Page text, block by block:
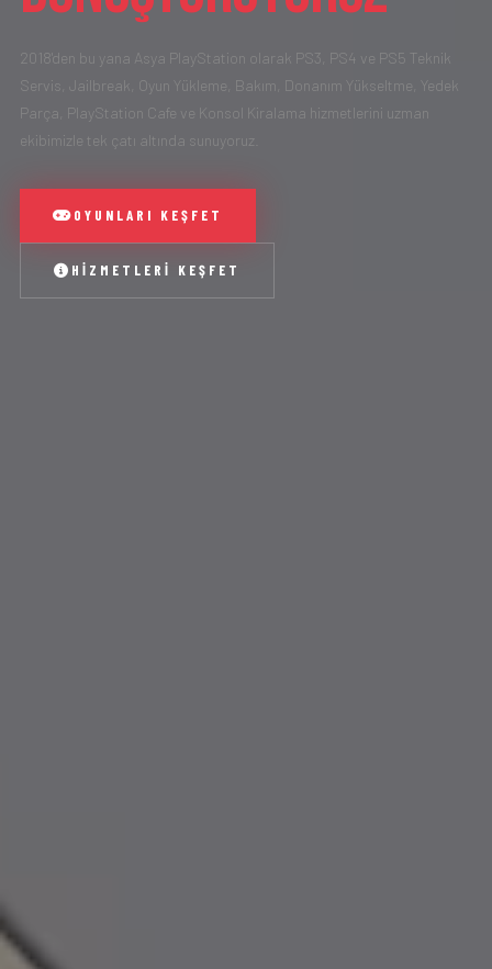
2018'den bu yana Asya PlayStation olarak PS3, PS4 ve PS5 Teknik
Servis, Jailbreak, Oyun Yükleme, Bakım, Donanım Yükseltme, Yedek
Parça, PlayStation Cafe ve Konsol Kiralama hizmetlerini uzman
ekibimizle tek çatı altında sunuyoruz.
OYUNLARI KEŞFET
HIZMETLERI KEŞFET